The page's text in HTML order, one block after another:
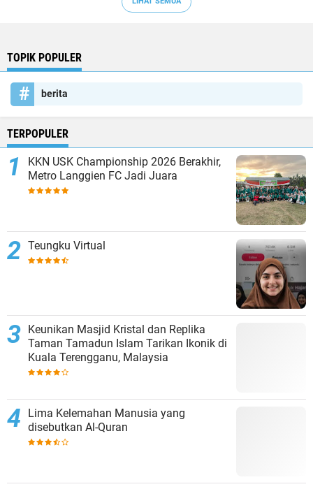
TOPIK POPULER
berita
TERPOPULER
KKN USK Championship 2026 Berakhir,
Metro Langgien FC Jadi Juara
Teungku Virtual
Keunikan Masjid Kristal dan Replika
Taman Tamadun Islam Tarikan Ikonik di
Kuala Terengganu, Malaysia
Lima Kelemahan Manusia yang
disebutkan Al-Quran